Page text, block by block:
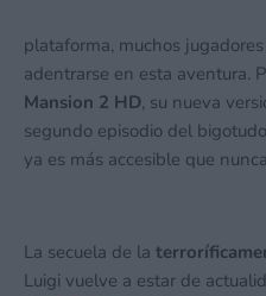
plataforma, muchos
adentrarse en esta aventura.
Mansion 2 HD, su nueva
segundo episodio del
ya es más accesible que
La secuela de la
Luigi vuelve a estar de